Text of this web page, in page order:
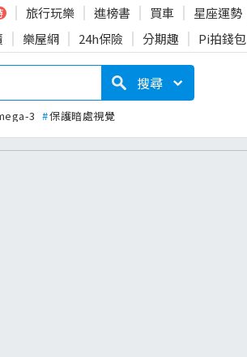
旅行玩樂 進榜書 買車 星座運勢
樂屋網 24h保險 分期趣 Pi拍錢包
搜尋
3 #保護暗處視覺